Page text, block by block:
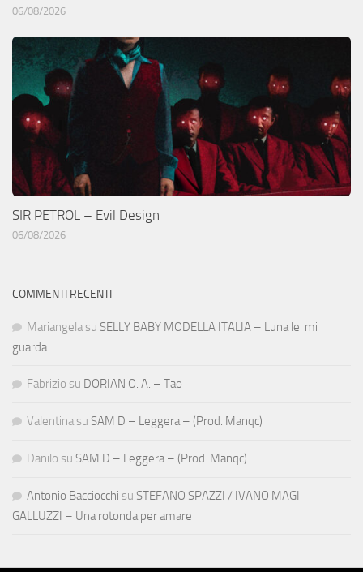
06/08/2026
SIR PETROL – Evil Design
06/08/2026
COMMENTI RECENTI
Mariangela su SELLY BABY MODELLA ITALIA – Luna lei mi
guarda
Fabrizio su DORIAN O. A. – Tao
Valentina su SAM D – Leggera – (Prod. Manqc)
Danilo su SAM D – Leggera – (Prod. Manqc)
Antonio Bacciocchi su STEFANO SPAZZI / IVANO MAGI
GALLUZZI – Una rotonda per amare